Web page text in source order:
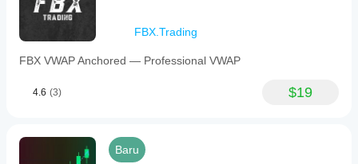
FBX.Trading
FBX VWAP Anchored — Professional VWAP
4.6 (3) $19
Baru